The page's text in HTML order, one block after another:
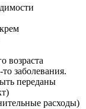
возраста
заболевания.
переданы
расходы)